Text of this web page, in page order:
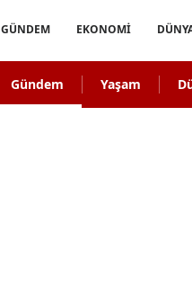
GÜNDEM EKONOMİ
Gündem Yaşam